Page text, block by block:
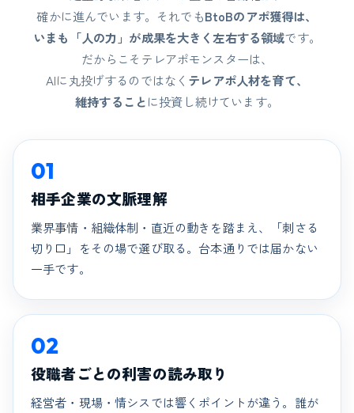
確かに進んでいます。それでもBtoBのアポ獲得は、
いまも「人の力」が成果を大きく左右する領域です。
だからこそテレアポモンスターは、
AIに丸投げするのではなく テレアポ人材を育て、
維持することに投資し続けています。
01
相手企業の文脈理解
業界事情・組織体制・直近の動きを踏まえ、「刺さる
切り口」をその場で選び取る。台本通りでは届かない
一手です。
02
役職者ごとの利害の読み取り
経営者・現場・情シスでは響くポイントが違う。誰が